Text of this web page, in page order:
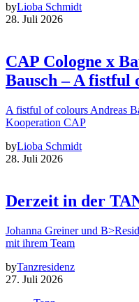
byLioba Schmidt
28. Juli 2026
CAP Cologne x
Bausch – A fistful
A fistful of colours Andreas
Kooperation CAP
byLioba Schmidt
28. Juli 2026
Derzeit in der
Johanna Greiner und
mit ihrem Team
byTanzresidenz
27. Juli 2026